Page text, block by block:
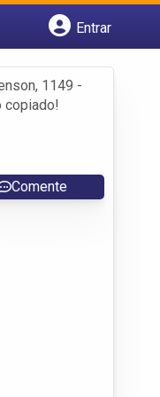
Entrar
1149 -
copiado!
Comente